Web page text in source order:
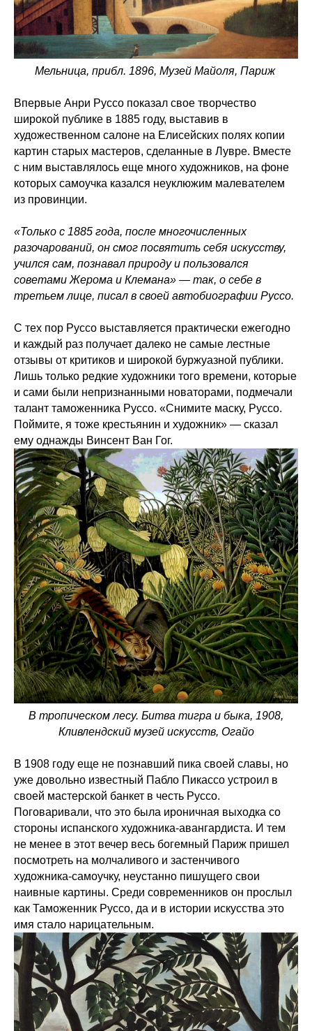
Мельница, прибл. 1896, Музей Майоля, Париж
Впервые Анри Руссо показал свое творчество
широкой публике в 1885 году, выставив в
художественном салоне на Елисейских полях копии
картин старых мастеров, сделанные в Лувре. Вместе
с ним выставлялось еще много художников, на фоне
которых самоучка казался неуклюжим малевателем
из провинции.
«Только с 1885 года, после многочисленных
разочарований, он смог посвятить себя искусству,
учился сам, познавал природу и пользовался
советами Жерома и Клемана» — так, о себе в
третьем лице, писал в своей автобиографии Руссо.
С тех пор Руссо выставляется практически ежегодно
и каждый раз получает далеко не самые лестные
отзывы от критиков и широкой буржуазной публики.
Лишь только редкие художники того времени, которые
и сами были непризнанными новаторами, подмечали
талант таможенника Руссо. «Снимите маску, Руссо.
Поймите, я тоже крестьянин и художник» — сказал
ему однажды Винсент Ван Гог.
В тропическом лесу. Битва тигра и быка, 1908,
Кливлендский музей искусств, Огайо
В 1908 году еще не познавший пика своей славы, но
уже довольно известный Пабло Пикассо устроил в
своей мастерской банкет в честь Руссо.
Поговаривали, что это была ироничная выходка со
стороны испанского художника-авангардиста. И тем
не менее в этот вечер весь богемный Париж пришел
посмотреть на молчаливого и застенчивого
художника-самоучку, неустанно пишущего свои
наивные картины. Среди современников он прослыл
как Таможенник Руссо, да и в истории искусства это
имя стало нарицательным.